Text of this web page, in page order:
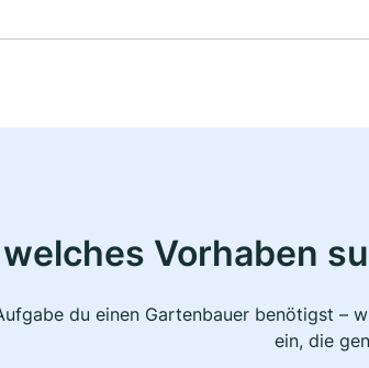
Vorhaben
du einen Gartenbauer benötigst –
ein, die